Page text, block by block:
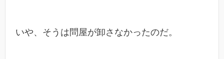
いや、そうは問屋が卸さなかったのだ。